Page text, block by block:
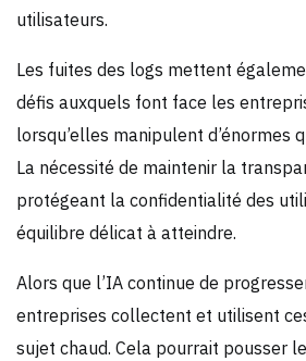
utilisateurs.
Les fuites des logs mettent
défis auxquels font face les
lorsqu’elles manipulent d’énormes
La nécessité de maintenir la
protégeant la confidentialité des
équilibre délicat à atteindre.
Alors que l’IA continue de
entreprises collectent et utilisent
sujet chaud. Cela pourrait pousser